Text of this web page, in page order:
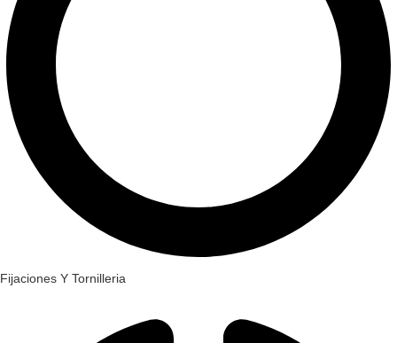
Fijaciones Y Tornilleria